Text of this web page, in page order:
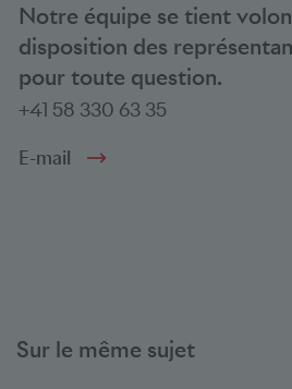
Notre équipe se tient
disposition des
pour toute question.
+41 58 330 63 35
E-mail
Sur le même sujet